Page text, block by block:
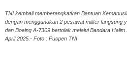
TNI kembali memberangkatkan Bantuan
dengan menggunakan 2 pesawat militer langsung
dan Boeing A-7309 bertolak melalui Bandara
April 2025.- Foto : Puspen TNI